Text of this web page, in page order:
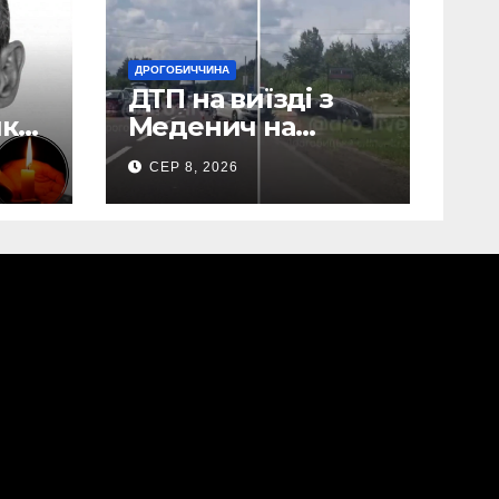
ДРОГОБИЧЧИНА
ДТП на виїзді з
Меденич на
Дрогобиччині
(Відео)
СЕР 8, 2026